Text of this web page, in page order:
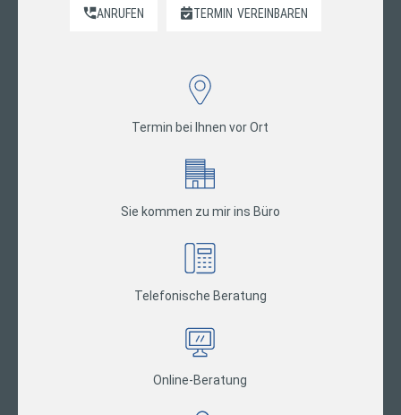
ANRUFEN TERMIN VEREINBAREN
Termin bei Ihnen vor Ort
Sie kommen zu mir ins Büro
Telefonische Beratung
Online-Beratung